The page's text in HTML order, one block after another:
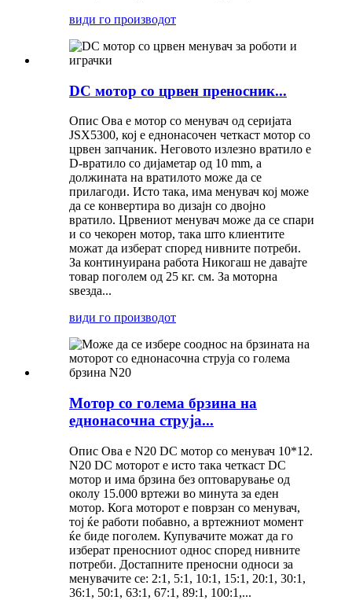
види го производот
DC мотор со црвен преносник...
Опис Ова е мотор со менувач од серијата
JSX5300, кој е еднонасочен четкаст мотор со
црвен запчаник. Неговото излезно вратило е
D-вратило со дијаметар од 10 mm, а
должината на вратилото може да се
прилагоди. Исто така, има менувач кој може
да се конвертира во дизајн со двојно
вратило. Црвениот менувач може да се спари
и со чекорен мотор, така што клиентите
можат да изберат според нивните потреби.
За континуирана работа Никогаш не давајте
товар поголем од 25 кг. см. За моторна
ѕвезда...
види го производот
Мотор со голема брзина на
еднонасочна струја...
Опис Ова е N20 DC мотор со менувач 10*12.
N20 DC моторот е исто така четкаст DC
мотор и има брзина без оптоварување од
околу 15.000 вртежи во минута за еден
мотор. Кога моторот е поврзан со менувач,
тој ќе работи побавно, а вртежниот момент
ќе биде поголем. Купувачите можат да го
изберат преносниот однос според нивните
потреби. Достапните преносни односи за
менувачите се: 2:1, 5:1, 10:1, 15:1, 20:1, 30:1,
36:1, 50:1, 63:1, 67:1, 89:1, 100:1,...